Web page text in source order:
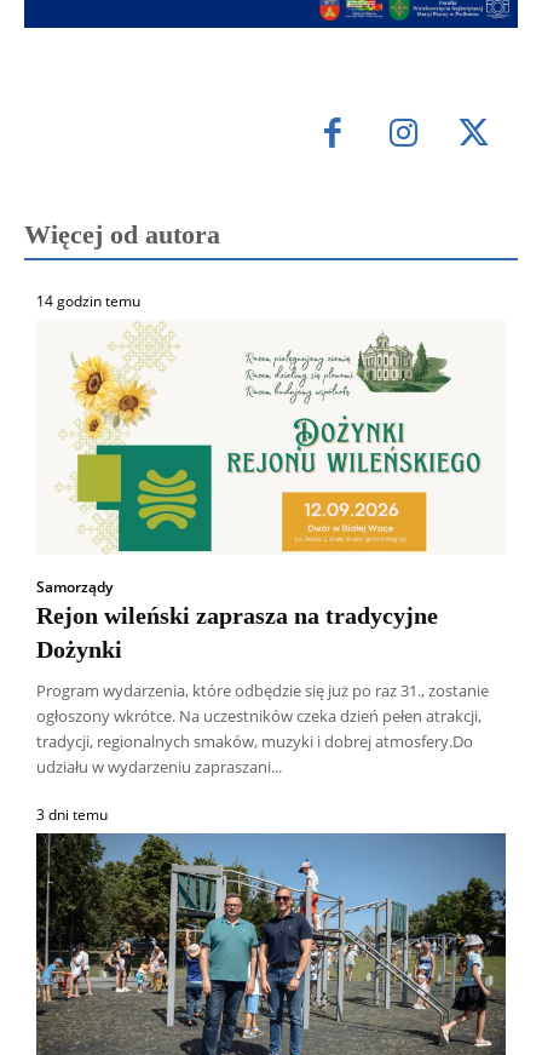
Więcej od autora
14 godzin temu
Samorządy
Rejon wileński zaprasza na tradycyjne
Dożynki
Program wydarzenia, które odbędzie się już po raz 31., zostanie
ogłoszony wkrótce. Na uczestników czeka dzień pełen atrakcji,
tradycji, regionalnych smaków, muzyki i dobrej atmosfery.Do
udziału w wydarzeniu zapraszani...
3 dni temu